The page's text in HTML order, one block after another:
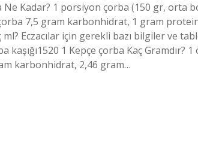
Kadar? 1 porsiyon çorba (150 gr, orta
7,5 gram karbonhidrat, 1 gram
Eczacılar için gerekli bazı bilgiler ve
kaşığı1520 1 Kepçe çorba Kaç Gramdır?
karbonhidrat, 2,46 gram…